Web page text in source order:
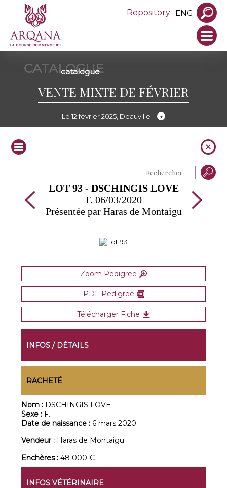
Repository ENG
CATALOGUE
catalogue
VENTE MIXTE DE FÉVRIER
Le 12 février 2025, Deauville
LOT 93 - DSCHINGIS LOVE
F. 06/03/2020
Présentée par Haras de Montaigu
Zoom Pedigree
PDF Pedigree
Télécharger Fiche
INFOS / DÉTAILS
RACHETÉ
Nom : DSCHINGIS LOVE
Sexe : F.
Date de naissance : 6 mars 2020
Vendeur : Haras de Montaigu
Enchères :48 000 €
INFOS VÉTÉRINAIRE